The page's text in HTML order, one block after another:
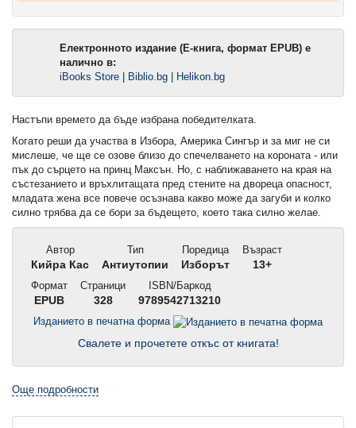
Електронното издание (Е-книга, формат EPUB) е
налично в:
iBooks Store
Biblio.bg Helikon.bg
Настъпи времето да бъде избрана победителката.
Когато реши да участва в Избора, Америка Сингър и за миг не си
мислеше, че ще се озове близо до спечелването на короната - или
пък до сърцето на принц Максън. Но, с наближаването на края на
състезанието и връхлитащата пред стените на двореца опасност,
младата жена все повече осъзнава какво може да загуби и колко
силно трябва да се бори за бъдещето, което така силно желае.
Автор
Кийра Кас
Тип
Антиутопии
Поредица
Изборът
Възраст
13+
Формат
EPUB
Страници
328
ISBN/Баркод
9789542713210
Изданието в печатна форма
Свалете и прочетете откъс от книгата!
Още подробности